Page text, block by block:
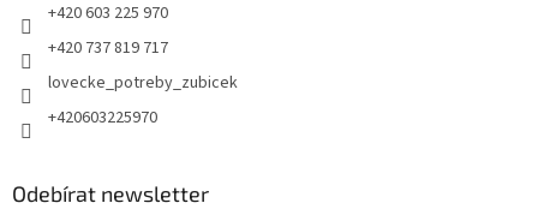
+420 603 225 970
+420 737 819 717
lovecke_potreby_zubicek
+420603225970
Odebírat newsletter